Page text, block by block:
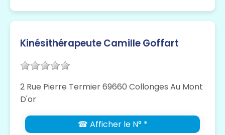
Kinésithérapeute Camille Goffart
2 Rue Pierre Termier 69660 Collonges Au Mont
D'or
☎ Afficher le N° *